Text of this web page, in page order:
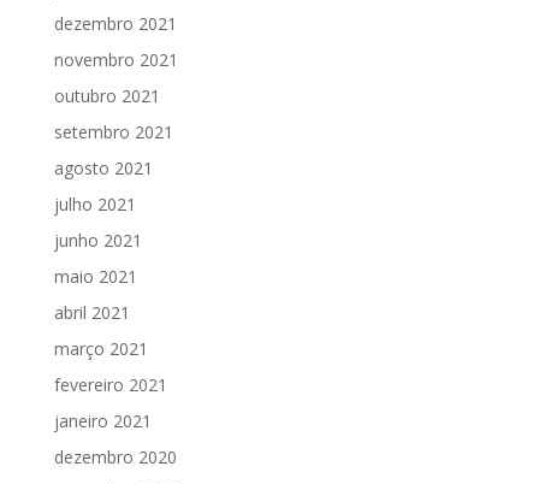
dezembro 2021
novembro 2021
outubro 2021
setembro 2021
agosto 2021
julho 2021
junho 2021
maio 2021
abril 2021
março 2021
fevereiro 2021
janeiro 2021
dezembro 2020